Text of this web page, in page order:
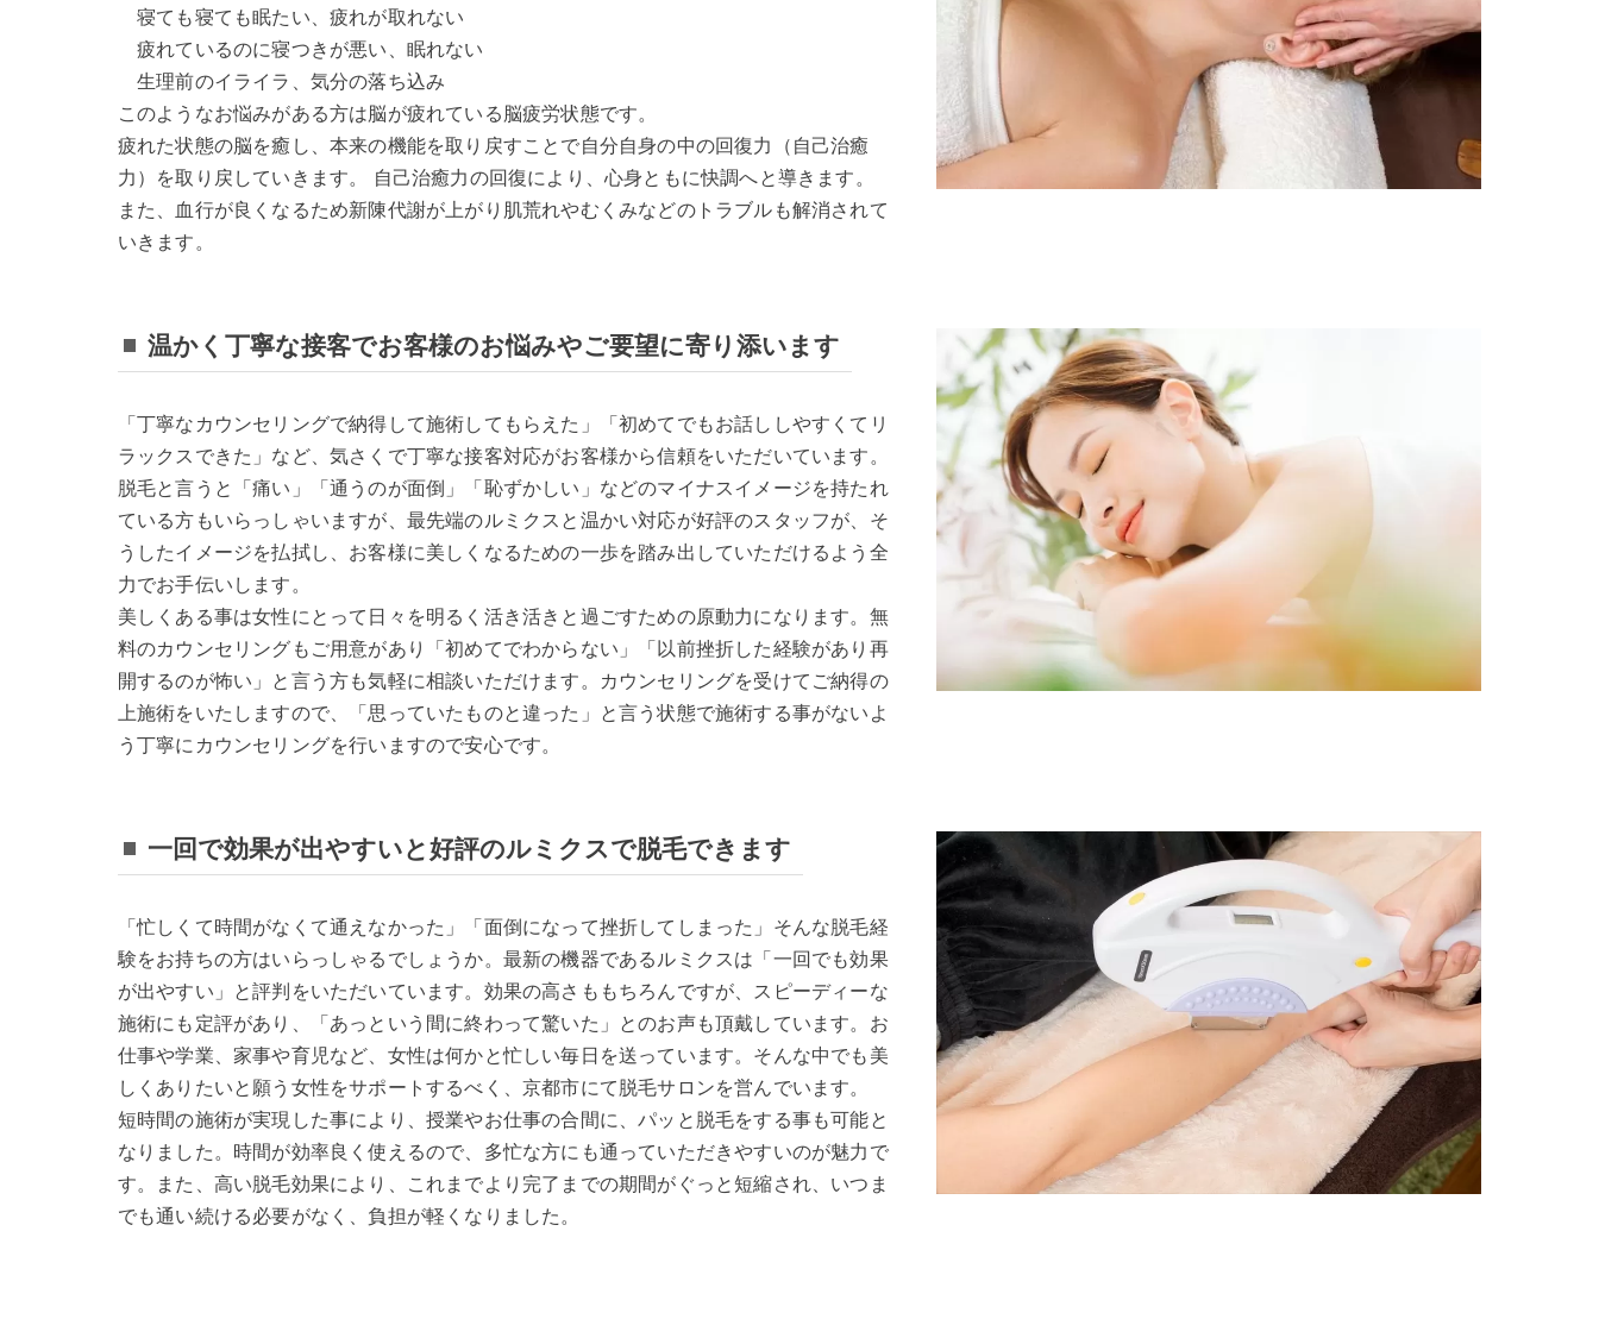
寝ても寝ても眠たい、疲れが取れない
疲れているのに寝つきが悪い、眠れない
生理前のイライラ、気分の落ち込み
このようなお悩みがある方は脳が疲れている脳疲労状態です。
疲れた状態の脳を癒し、本来の機能を取り戻すことで自分自身の中の回復力（自己治癒
力）を取り戻していきます。 自己治癒力の回復により、心身ともに快調へと導きます。
また、血行が良くなるため新陳代謝が上がり肌荒れやむくみなどのトラブルも解消されて
いきます。
温かく丁寧な接客でお客様のお悩みやご要望に寄り添います
「丁寧なカウンセリングで納得して施術してもらえた」「初めてでもお話ししやすくてリ
ラックスできた」など、気さくで丁寧な接客対応がお客様から信頼をいただいています。
脱毛と言うと「痛い」「通うのが面倒」「恥ずかしい」などのマイナスイメージを持たれ
ている方もいらっしゃいますが、最先端のルミクスと温かい対応が好評のスタッフが、そ
うしたイメージを払拭し、お客様に美しくなるための一歩を踏み出していただけるよう全
力でお手伝いします。
美しくある事は女性にとって日々を明るく活き活きと過ごすための原動力になります。無
料のカウンセリングもご用意があり「初めてでわからない」「以前挫折した経験があり再
開するのが怖い」と言う方も気軽に相談いただけます。カウンセリングを受けてご納得の
上施術をいたしますので、「思っていたものと違った」と言う状態で施術する事がないよ
う丁寧にカウンセリングを行いますので安心です。
一回で効果が出やすいと好評のルミクスで脱毛できます
「忙しくて時間がなくて通えなかった」「面倒になって挫折してしまった」そんな脱毛経
験をお持ちの方はいらっしゃるでしょうか。最新の機器であるルミクスは「一回でも効果
が出やすい」と評判をいただいています。効果の高さももちろんですが、スピーディーな
施術にも定評があり、「あっという間に終わって驚いた」とのお声も頂戴しています。お
仕事や学業、家事や育児など、女性は何かと忙しい毎日を送っています。そんな中でも美
しくありたいと願う女性をサポートするべく、京都市にて脱毛サロンを営んでいます。
短時間の施術が実現した事により、授業やお仕事の合間に、パッと脱毛をする事も可能と
なりました。時間が効率良く使えるので、多忙な方にも通っていただきやすいのが魅力で
す。また、高い脱毛効果により、これまでより完了までの期間がぐっと短縮され、いつま
でも通い続ける必要がなく、負担が軽くなりました。